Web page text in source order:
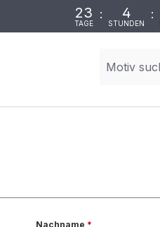
23
TAGE
: 4
STUNDEN
:
Nachname *